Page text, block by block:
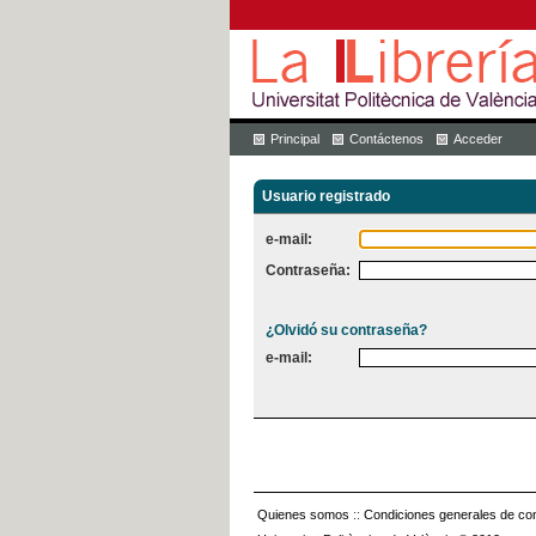
Principal Contáctenos Acceder
Usuario registrado
e-mail:
Contraseña:
¿Olvidó su contraseña?
e-mail:
Quienes somos :: Condiciones generales de